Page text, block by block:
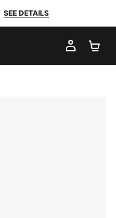
SEE DETAILS
MI